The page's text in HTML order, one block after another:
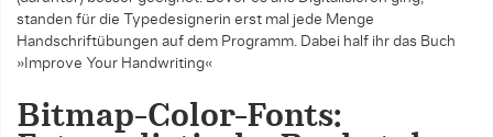
standen für die Typedesignerin erst mal jede Menge
Handschriftübungen auf dem Programm. Dabei half ihr das Buch
»Improve Your Handwriting«
Bitmap-Color-Fonts: